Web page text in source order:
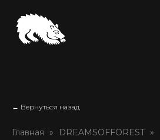
← Вернуться назад
Главная DREAMSOFFOREST